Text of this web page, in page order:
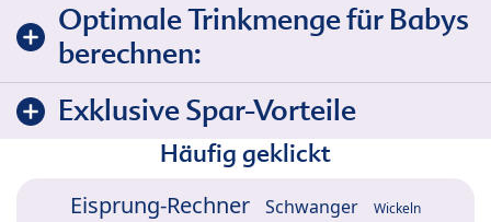
Optimale Trinkmenge für Babys
berechnen:
Exklusive Spar-Vorteile
Häufig geklickt
Eisprung-Rechner Schwanger Wickeln